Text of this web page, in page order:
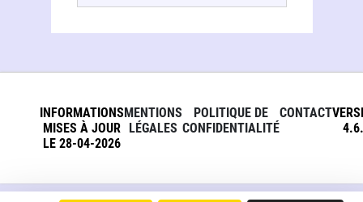
INFORMATIONS
MISES À JOUR
LE 28-04-2026
MENTIONS
LÉGALES
POLITIQUE DE
CONFIDENTIALITÉ
CONTACT